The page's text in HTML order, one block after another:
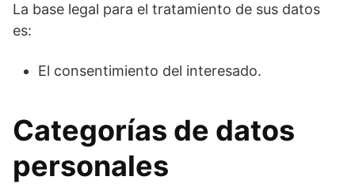
La base legal para el tratamiento de sus datos
es:
El consentimiento del interesado.
Categorías de datos
personales